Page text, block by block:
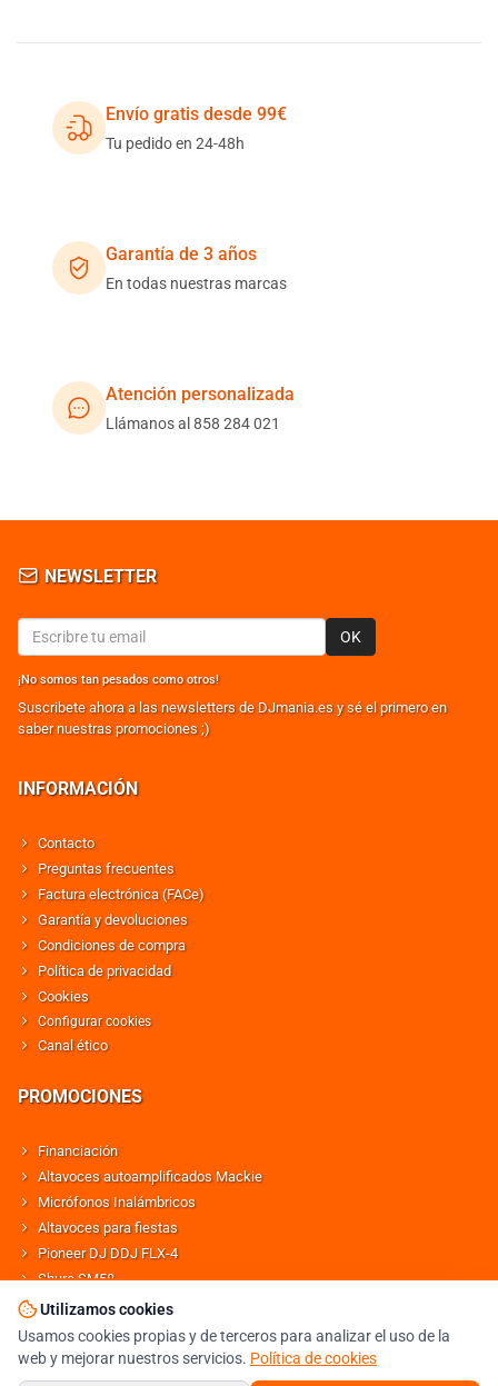
Envío gratis desde 99€
Tu pedido en 24-48h
Garantía de 3 años
En todas nuestras marcas
Atención personalizada
Llámanos al 858 284 021
NEWSLETTER
OK
¡No somos tan pesados como otros!
Suscribete ahora a las newsletters de DJmania.es y sé el primero en
saber nuestras promociones ;)
INFORMACIÓN
Contacto
Preguntas frecuentes
Factura electrónica (FACe)
Garantía y devoluciones
Condiciones de compra
Política de privacidad
Cookies
Configurar cookies
Canal ético
PROMOCIONES
Financiación
Altavoces autoamplificados Mackie
Micrófonos Inalámbricos
Altavoces para fiestas
Pioneer DJ DDJ FLX-4
Shure SM58
Altavoces Behringer
Utilizamos cookies
Usamos cookies propias y de terceros para analizar el uso de la
web y mejorar nuestros servicios. Política de cookies